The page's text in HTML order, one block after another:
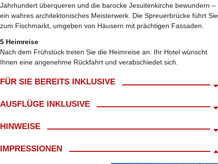
Jahrhundert überqueren und die barocke Jesuitenkirche bewundern –
ein wahres architektonisches Meisterwerk. Die Spreuerbrücke führt Sie
zum Fischmarkt, umgeben von Häusern mit prächtigen Fassaden.
5 Heimreise
Nach dem Frühstück treten Sie die Heimreise an. Ihr Hotel wünscht
Ihnen eine angenehme Rückfahrt und verabschiedet sich.
FÜR SIE BEREITS INKLUSIVE
Abholung ab Wohnort gratis!*
Fahrt im modernen Fernreisebus
Bordbegleitung
Willkommensdrink
AUSFLÜGE INKLUSIVE
Fahrt mit dem Bernina-Express Tiefencastel - Poschiavo/ Schweiz,
Ausflug Arosa & Fürstentum Lichtenstein
HINWEISE
IMPRESSIONEN